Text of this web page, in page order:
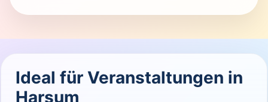
Ideal für Veranstaltungen in
Harsum